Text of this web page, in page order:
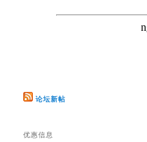
论坛新帖
优惠信息